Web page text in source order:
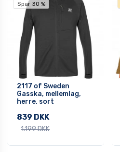
Spar 30 %
2117 of Sweden
Gasska, mellemlag,
herre, sort
839 DKK
1.199 DKK